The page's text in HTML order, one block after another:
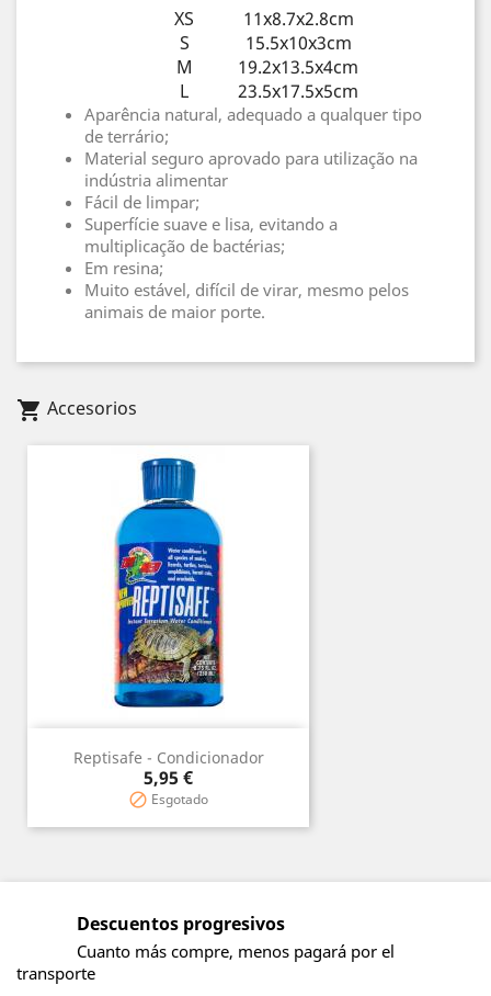
XS
11x8.7x2.8cm
S
15.5x10x3cm
M
19.2x13.5x4cm
L
23.5x17.5x5cm
Aparência natural, adequado a qualquer tipo
de terrário;
Material seguro aprovado para utilização na
indústria alimentar
Fácil de limpar;
Superfície suave e lisa, evitando a
multiplicação de bactérias;
Em resina;
Muito estável, difícil de virar, mesmo pelos
animais de maior porte.
shopping_cart Accesorios
Reptisafe - Condicionador
Precio
5,95 €
 Esgotado
Descuentos progresivos
Cuanto más compre, menos pagará por el
transporte